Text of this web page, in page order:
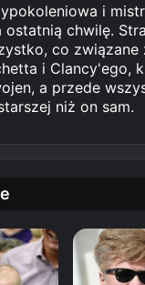
i
chwilę.
co związane
i Clancy'ego,
a przede
niż on sam.